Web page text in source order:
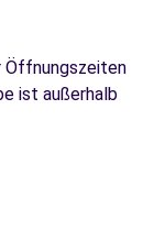
Öffnungszeiten
ist außerhalb